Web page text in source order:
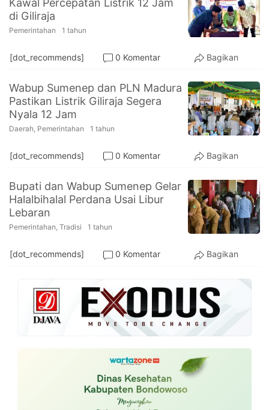
PT.
Balqis
Cyber
Media
Kawal Percepatan Listrik 12 Jam
di Giliraja
Pemerintahan 1 tahun
[dot_recommends] 0 Komentar Bagikan
Wabup Sumenep dan PLN Madura
Pastikan Listrik Giliraja Segera
Nyala 12 Jam
Daerah, Pemerintahan 1 tahun
[dot_recommends] 0 Komentar Bagikan
Bupati dan Wabup Sumenep Gelar
Halalbihalal Perdana Usai Libur
Lebaran
Pemerintahan, Tradisi 1 tahun
[dot_recommends] 0 Komentar Bagikan